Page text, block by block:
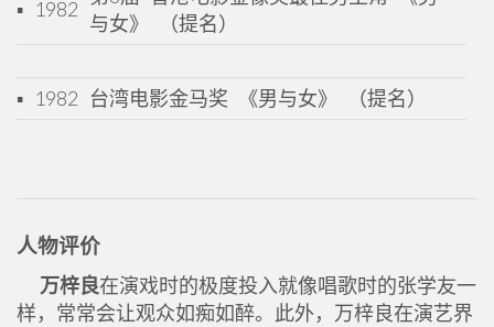
▪ 1982
与女》 （提名）
▪ 1982 台湾电影金马奖 《男与女》 （提名）
人物评价
万梓良在演戏时的极度投入就像唱歌时的张学友一
样，常常会让观众如痴如醉。此外，万梓良在演艺界